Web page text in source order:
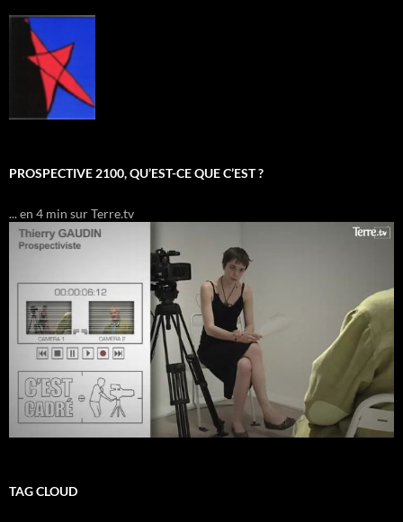
PROSPECTIVE 2100, QU’EST-CE QUE C’EST ?
... en 4 min sur Terre.tv
TAG CLOUD